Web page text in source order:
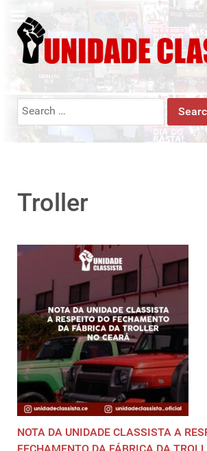
Search
Troller
NOTA DA UNIDADE CLASSISTA A